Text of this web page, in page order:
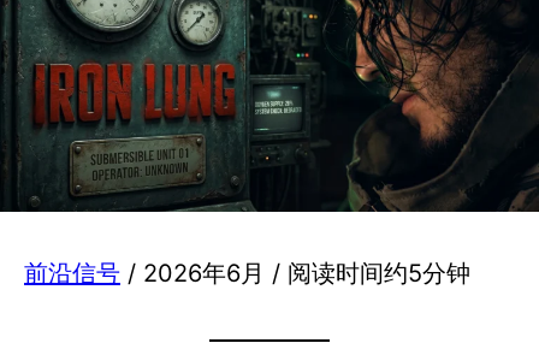
前沿信号 / 2026年6月 / 阅读时间约5分钟